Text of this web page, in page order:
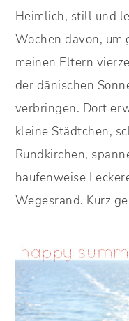
Heimlich, still und
Wochen davon, um
meinen Eltern
der dänischen
verbringen. Dort
kleine Städtchen,
Rundkirchen,
haufenweise
Wegesrand. Kurz